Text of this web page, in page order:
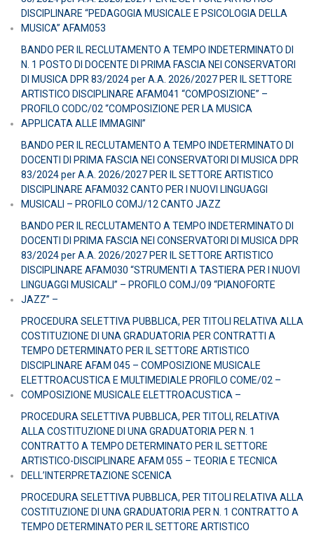
DISCIPLINARE “PEDAGOGIA MUSICALE E PSICOLOGIA DELLA
MUSICA” AFAM053
BANDO PER IL RECLUTAMENTO A TEMPO INDETERMINATO DI
N. 1 POSTO DI DOCENTE DI PRIMA FASCIA NEI CONSERVATORI
DI MUSICA DPR 83/2024 per A.A. 2026/2027 PER IL SETTORE
ARTISTICO DISCIPLINARE AFAM041 “COMPOSIZIONE” –
PROFILO CODC/02 “COMPOSIZIONE PER LA MUSICA
APPLICATA ALLE IMMAGINI”
BANDO PER IL RECLUTAMENTO A TEMPO INDETERMINATO DI
DOCENTI DI PRIMA FASCIA NEI CONSERVATORI DI MUSICA DPR
83/2024 per A.A. 2026/2027 PER IL SETTORE ARTISTICO
DISCIPLINARE AFAM032 CANTO PER I NUOVI LINGUAGGI
MUSICALI – PROFILO COMJ/12 CANTO JAZZ
BANDO PER IL RECLUTAMENTO A TEMPO INDETERMINATO DI
DOCENTI DI PRIMA FASCIA NEI CONSERVATORI DI MUSICA DPR
83/2024 per A.A. 2026/2027 PER IL SETTORE ARTISTICO
DISCIPLINARE AFAM030 “STRUMENTI A TASTIERA PER I NUOVI
LINGUAGGI MUSICALI” – PROFILO COMJ/09 “PIANOFORTE
JAZZ” –
PROCEDURA SELETTIVA PUBBLICA, PER TITOLI RELATIVA ALLA
COSTITUZIONE DI UNA GRADUATORIA PER CONTRATTI A
TEMPO DETERMINATO PER IL SETTORE ARTISTICO
DISCIPLINARE AFAM 045 – COMPOSIZIONE MUSICALE
ELETTROACUSTICA E MULTIMEDIALE PROFILO COME/02 –
COMPOSIZIONE MUSICALE ELETTROACUSTICA –
PROCEDURA SELETTIVA PUBBLICA, PER TITOLI, RELATIVA
ALLA COSTITUZIONE DI UNA GRADUATORIA PER N. 1
CONTRATTO A TEMPO DETERMINATO PER IL SETTORE
ARTISTICO-DISCIPLINARE AFAM 055 – TEORIA E TECNICA
DELL’INTERPRETAZIONE SCENICA
PROCEDURA SELETTIVA PUBBLICA, PER TITOLI RELATIVA ALLA
COSTITUZIONE DI UNA GRADUATORIA PER N. 1 CONTRATTO A
TEMPO DETERMINATO PER IL SETTORE ARTISTICO